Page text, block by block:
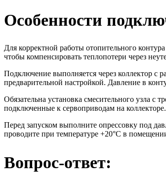
Особенности
Для корректной работы отопительного
чтобы компенсировать теплопотери через
Подключение выполняется через коллектор с
предварительной настройкой. Давление в
Обязательна установка смесительного узла
подключенные к сервоприводам на
Перед запуском выполните опрессовку под
проводите при температуре +20°C в
Вопрос-ответ: